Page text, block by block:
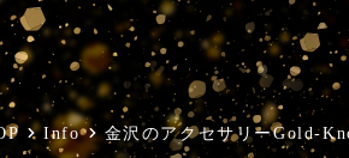
Info 金沢のアクセサリーGold-